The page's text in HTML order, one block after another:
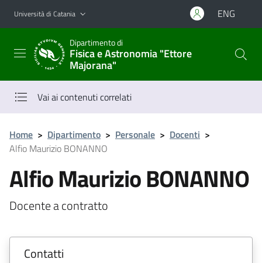
Vai al contenuto principale
Vai al menu di navigazione
Università di Catania ENG
Dipartimento di
Fisica e Astronomia "Ettore
Majorana"
Vai ai contenuti correlati
Home > Dipartimento > Personale > Docenti >
Alfio Maurizio BONANNO
Alfio Maurizio BONANNO
Docente a contratto
Contatti